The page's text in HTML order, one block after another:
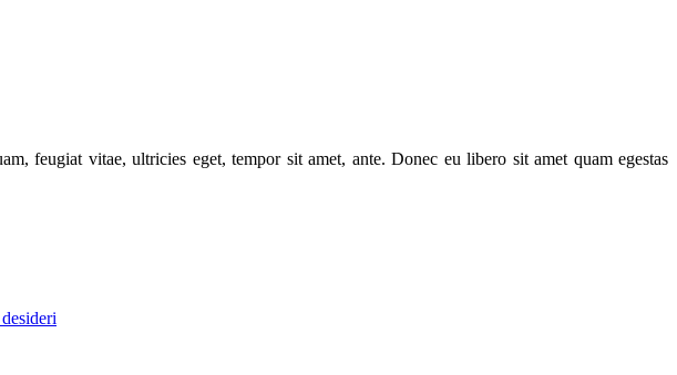
feugiat vitae, ultricies eget, tempor sit amet, ante. Donec eu libero sit amet quam egestas